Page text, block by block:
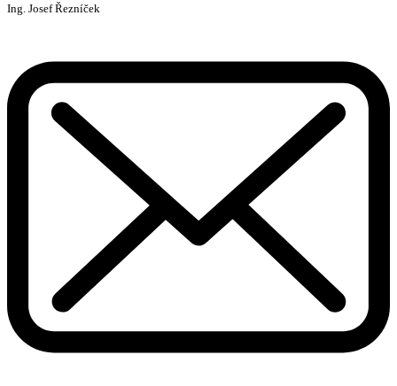
Ing. Josef Řezníček